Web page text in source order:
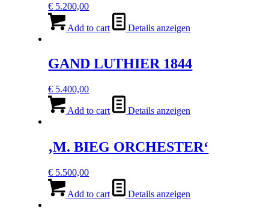
€ 5.200,00
Add to cart Details anzeigen
GAND LUTHIER 1844
€ 5.400,00
Add to cart Details anzeigen
‚M. BIEG ORCHESTER‘
€ 5.500,00
Add to cart Details anzeigen